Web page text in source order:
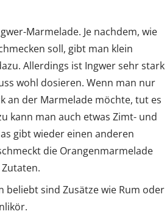
Marmelade. Je nachdem, wie
soll, gibt man klein
Allerdings ist Ingwer sehr stark
wohl dosieren. Wenn man nur
an der Marmelade möchte, tut es
kann man auch etwas Zimt- und
gibt wieder einen anderen
die Orangenmarmelade
beliebt sind Zusätze wie Rum oder